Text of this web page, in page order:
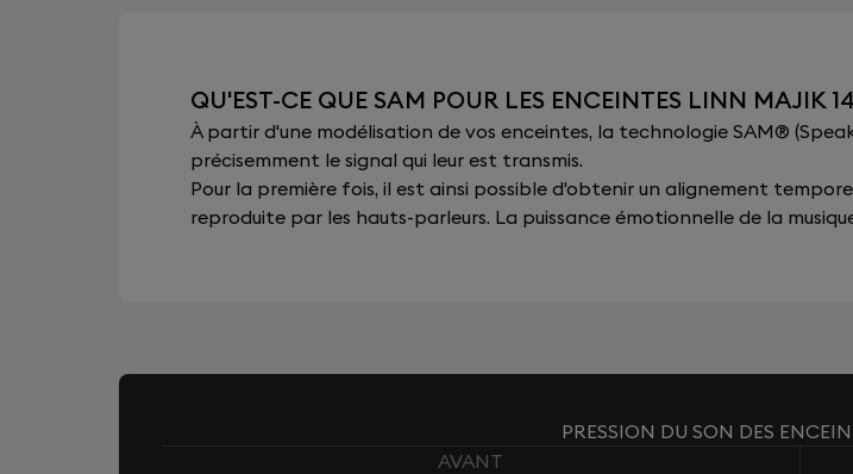
QU'EST-CE QUE SAM POUR LES ENCEINTES LINN MAJIK
À partir d'une modélisation de vos enceintes, la technologie SAM®
précisemment le signal qui leur est transmis.
Pour la première fois, il est ainsi possible d'obtenir un alignement
reproduite par les hauts-parleurs. La puissance émotionnelle de la
PRESSION DU SON DES
AVANT